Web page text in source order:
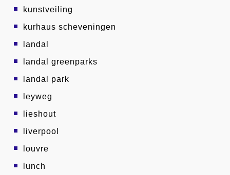
kunstveiling
kurhaus scheveningen
landal
landal greenparks
landal park
leyweg
lieshout
liverpool
louvre
lunch